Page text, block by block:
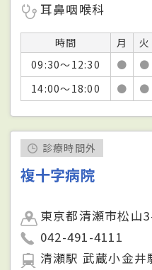
耳鼻咽喉科
時間 月 火
09:30～12:30
● ●
14:00～18:00
● ●
診療時間外
複十字病院
東京都清瀬市松山
042-491-4111
清瀬駅 武蔵小金井